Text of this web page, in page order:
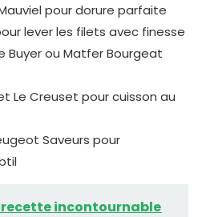
pour dorure parfaite
lever les filets avec finesse
Buyer ou Matfer Bourgeat
Le Creuset pour cuisson au
Saveurs pour
recette incontournable